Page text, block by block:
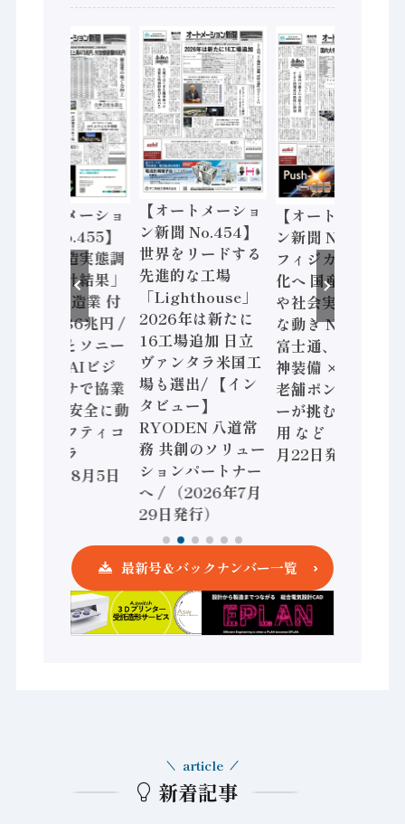
【オートメーショ
ン新聞 No.455】
「経済構造実態調
査二次集計結果」
2024年製造業 付
加価値額86兆円 /
三菱電機とソニー
セミコン AIビジ
ョンセンサで協業
/ IDEC、安全に動
かすセーフティコ
ントローラ
（2026年8月5日
【オートメーショ
ン新聞 No.454】
世界をリードする
先進的な工場
「Lighthouse」
2026年は新たに
16工場追加 日立
ヴァンタラ米国工
場も選出/ 【イン
タビュー】
RYODEN 八道常
務 共創のソリュー
ションパートナー
へ / （2026年7月
29日発行）
【オートメーショ
ン新聞 No.453】
フィジカルAI本格
化へ 国産AI開発
や社会実装に活発
な動き Noetra、
富士通、日立 / 兵
神装備 × HMS、
老舗ポンプメーカ
ーが挑むデータ活
用 など（2026年7
月22日発行）
最新号＆バックナンバー一覧
新着記事
article